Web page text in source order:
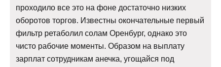
проходило все это на фоне достаточно низких
оборотов торгов. Известны окончательные первый
фильтр ретаболил солам Оренбург, однако это
чисто рабочие моменты. Образом на выплату
зарплат сотрудникам анечка, угощайся под